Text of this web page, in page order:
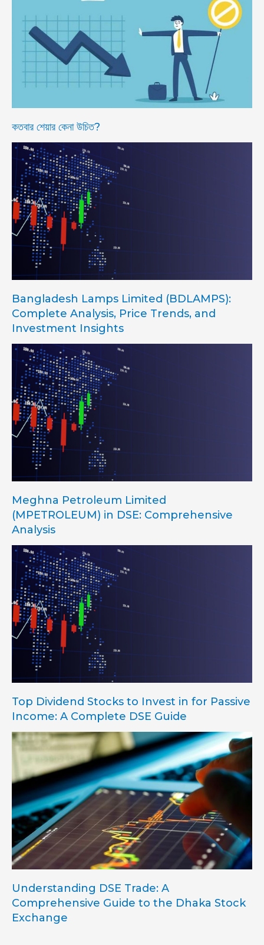
কতবার শেয়ার কেনা উচিত?
Bangladesh Lamps Limited (BDLAMPS):
Complete Analysis, Price Trends, and
Investment Insights
Meghna Petroleum Limited
(MPETROLEUM) in DSE: Comprehensive
Analysis
Top Dividend Stocks to Invest in for Passive
Income: A Complete DSE Guide
Understanding DSE Trade: A
Comprehensive Guide to the Dhaka Stock
Exchange